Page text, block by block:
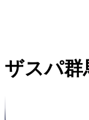
ザスパ群